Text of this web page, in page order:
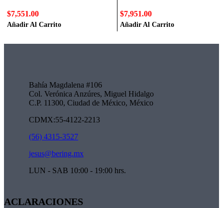
$7,551.00
Añadir Al Carrito
$7,951.00
Añadir Al Carrito
Bahía Magdalena #106
Col. Verónica Anzúres, Miguel Hidalgo
C.P. 11300, Ciudad de México, México
CDMX:55-4122-2213
(56) 4315-3527
jesus@bering.mx
LUN - SAB 10:00 - 19:00 hrs.
ACLARACIONES